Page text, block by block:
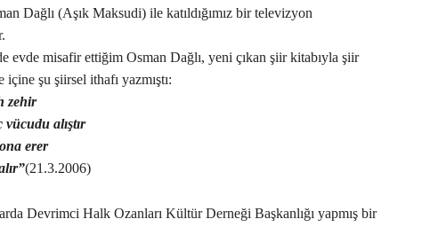
Dağlı (Aşık Maksudi) ile katıldığımız bir televizyon
evde misafir ettiğim Osman Dağlı, yeni çıkan şiir kitabıyla şiir
şu şiirsel ithafı yazmıştı:
zehir
alıştır
erer
(21.3.2006)
Devrimci Halk Ozanları Kültür Derneği Başkanlığı yapmış bir